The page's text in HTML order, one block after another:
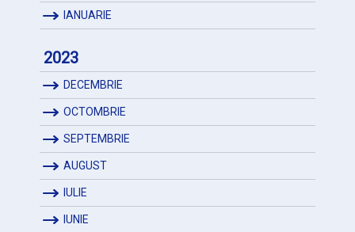
IANUARIE
2023
DECEMBRIE
OCTOMBRIE
SEPTEMBRIE
AUGUST
IULIE
IUNIE